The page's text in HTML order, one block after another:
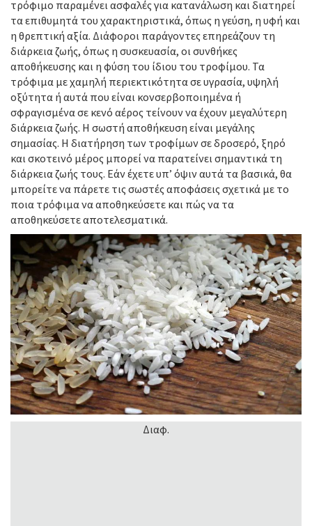
τρόφιμο παραμένει ασφαλές για κατανάλωση και διατηρεί
τα επιθυμητά του χαρακτηριστικά, όπως η γεύση, η υφή και
η θρεπτική αξία. Διάφοροι παράγοντες επηρεάζουν τη
διάρκεια ζωής, όπως η συσκευασία, οι συνθήκες
αποθήκευσης και η φύση του ίδιου του τροφίμου. Τα
τρόφιμα με χαμηλή περιεκτικότητα σε υγρασία, υψηλή
οξύτητα ή αυτά που είναι κονσερβοποιημένα ή
σφραγισμένα σε κενό αέρος τείνουν να έχουν μεγαλύτερη
διάρκεια ζωής. Η σωστή αποθήκευση είναι μεγάλης
σημασίας. Η διατήρηση των τροφίμων σε δροσερό, ξηρό
και σκοτεινό μέρος μπορεί να παρατείνει σημαντικά τη
διάρκεια ζωής τους. Εάν έχετε υπ’ όψιν αυτά τα βασικά, θα
μπορείτε να πάρετε τις σωστές αποφάσεις σχετικά με το
ποια τρόφιμα να αποθηκεύσετε και πώς να τα
αποθηκεύσετε αποτελεσματικά.
Διαφ.